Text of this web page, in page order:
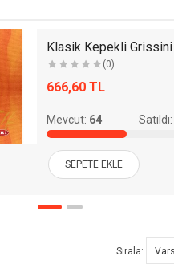
(0)
666,60 TL
Mevcut: 64 Satıldı:
SEPETE EKLE
Sırala: